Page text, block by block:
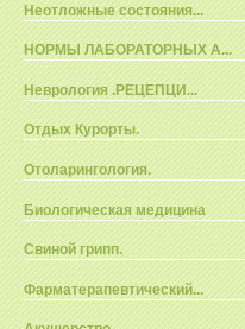
Неотложные состояния...
НОРМЫ ЛАБОРАТОРНЫХ А...
Неврология .РЕЦЕПЦИ...
Отдых Курорты.
Отоларингология.
Биологическая медицина
Свиной грипп.
Фарматерапевтический...